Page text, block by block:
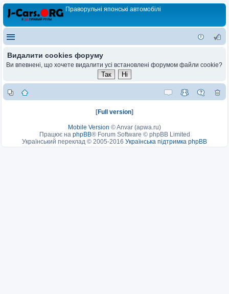
Праворульні японські автомобілі
Видалити cookies форуму
Ви впевнені, що хочете видалити усі встановлені форумом файли cookie?
[Full version]
Mobile Version ©Anvar (apwa.ru)
Працює на phpBB® Forum Software © phpBB Limited
Український переклад © 2005-2016 Українська підтримка phpBB